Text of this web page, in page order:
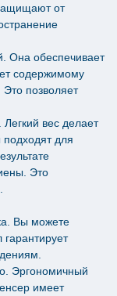
от
Она обеспечивает
содержимому
позволяет
вес делает
подходят для
Это
Вы можете
Эргономичный
имеет